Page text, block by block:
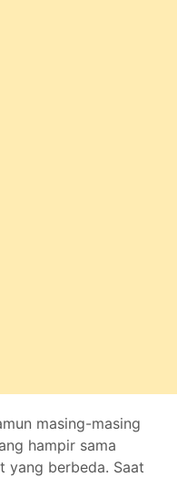
masing-masing
hampir sama
yang berbeda. Saat